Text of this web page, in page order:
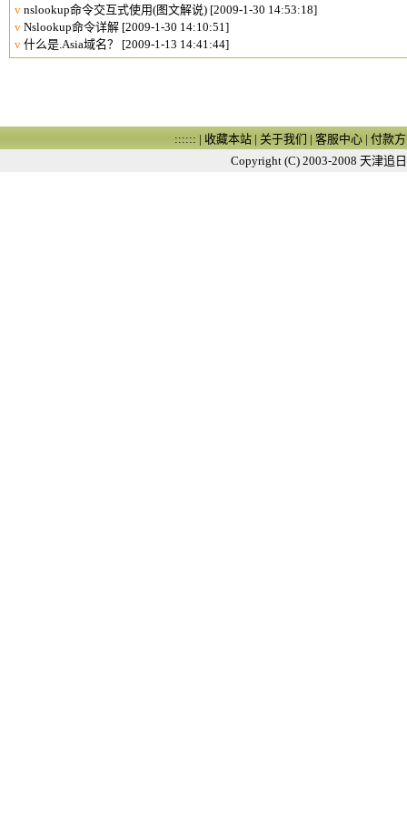
v nslookup命令交互式使用(图文解说) [2009-1-30 14:53:18]
v Nslookup命令详解 [2009-1-30 14:10:51]
v 什么是.Asia域名？ [2009-1-13 14:41:44]
:::::: | 收藏本站 | 关于我们 | 客服中心 | 付款
Copyright (C) 2003-2008 天津追